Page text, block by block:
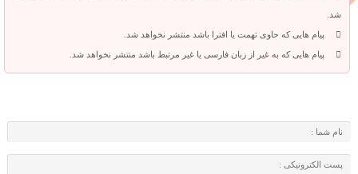
شد.
پیام هایی که حاوی تهمت یا افترا باشد منتشر نخواهد شد.
پیام هایی که به غیر از زبان فارسی یا غیر مرتبط باشد منتشر نخواهد شد.